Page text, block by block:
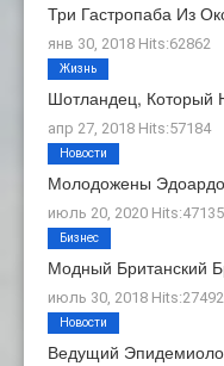
Три Гастропаба Из
янв 30, 2018 Hits:62862
Шотландец,
апр 27, 2018 Hits:57184
Жизнь
Молодожены
июль 20, 2020 Hits:47135
Новости
Модный Британский
июль 30, 2018 Hits:27492
Бизнес
Ведущий
Новости